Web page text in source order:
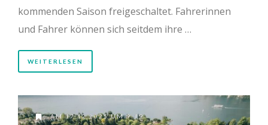
kommenden Saison freigeschaltet. Fahrerinnen
und Fahrer können sich seitdem ihre …
WEITERLESEN
AM 17.12.2025 UM 9:19